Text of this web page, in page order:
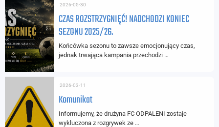
CZAS ROZSTRZYGNIĘĆ! NADCHODZI KONIEC
SEZONU 2025/26.
2026-05-30
Końcówka sezonu to zawsze emocjonujący czas,
jednak trwająca kampania przechodzi …
Komunikat
2026-03-11
Informujemy, że drużyna FC ODPALENI zostaje
wykluczona z rozgrywek ze …